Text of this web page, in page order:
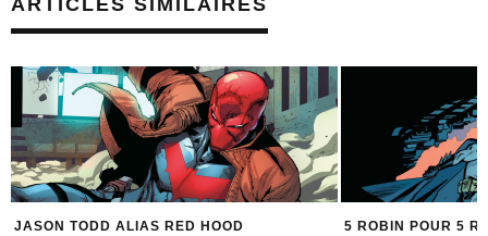
ARTICLES SIMILAIRES
JASON TODD ALIAS RED HOOD 5 ROBIN POUR 5